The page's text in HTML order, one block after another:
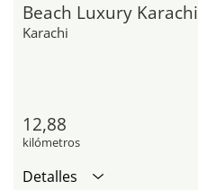
Beach Luxury Karachi
Karachi
12,88
kilómetros
Detalles